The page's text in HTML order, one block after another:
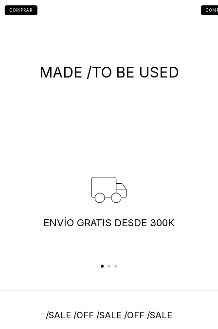
COMPRAR
MADE /TO BE USED
ENVÍO GRATIS DESDE 300K
/SALE /OFF /SALE /OFF /SALE